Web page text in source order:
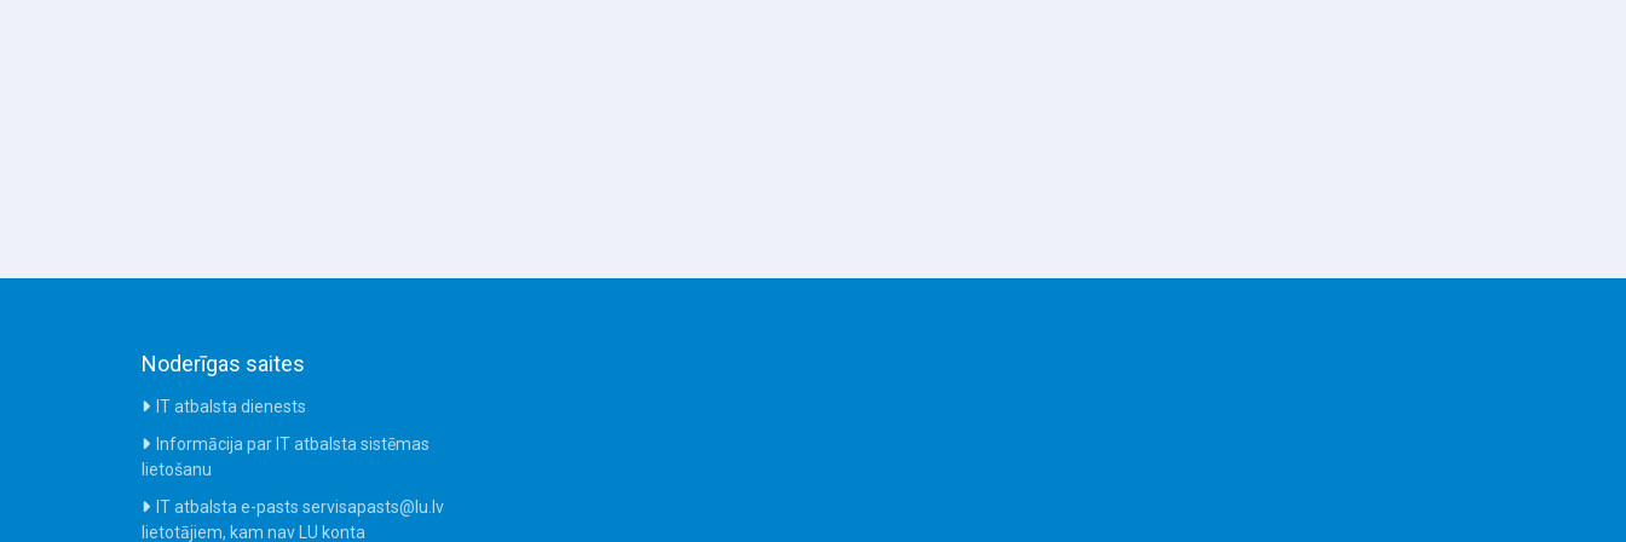
Noderīgas saites
IT atbalsta dienests
Informācija par IT atbalsta sistēmas
lietošanu
IT atbalsta e-pasts servisapasts@lu.lv
lietotājiem, kam nav LU konta